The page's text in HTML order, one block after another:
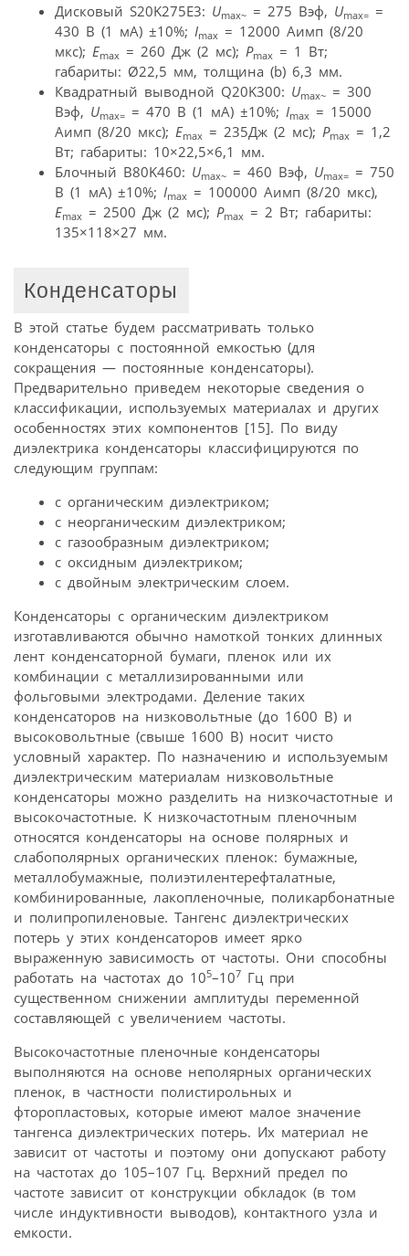
Дисковый S20K275E3: Umax~ = 275 Bэф, Umax= =
430 B (1 мA) ±10%; Imax = 12000 Aимп (8/20
мкс); Еmax = 260 Дж (2 мс); Pmax = 1 Вт;
габариты: Ø22,5 мм, толщина (b) 6,3 мм.
Квадратный выводной Q20K300: Umax~ = 300
Bэф, Umax= = 470 B (1 мA) ±10%; Imax = 15000
Aимп (8/20 мкс); Еmax = 235Дж (2 мс); Pmax = 1,2
Вт; габариты: 10×22,5×6,1 мм.
Блочный B80K460: Umax~ = 460 Bэф, Umax= = 750
B (1 мA) ±10%; Imax = 100000 Aимп (8/20 мкс),
Еmax = 2500 Дж (2 мс); Pmax = 2 Вт; габариты:
135×118×27 мм.
Конденсаторы
В этой статье будем рассматривать только
конденсаторы с постоянной емкостью (для
сокращения — постоянные конденсаторы).
Предварительно приведем некоторые сведения о
классификации, используемых материалах и других
особенностях этих компонентов [15]. По виду
диэлектрика конденсаторы классифицируются по
следующим группам:
с органическим диэлектриком;
с неорганическим диэлектриком;
с газообразным диэлектриком;
с оксидным диэлектриком;
с двойным электрическим слоем.
Конденсаторы с органическим диэлектриком
изготавливаются обычно намоткой тонких длинных
лент конденсаторной бумаги, пленок или их
комбинации с металлизированными или
фольговыми электродами. Деление таких
конденсаторов на низковольтные (до 1600 В) и
высоковольтные (свыше 1600 В) носит чисто
условный характер. По назначению и используемым
диэлектрическим материалам низковольтные
конденсаторы можно разделить на низкочастотные и
высокочастотные. К низкочастотным пленочным
относятся конденсаторы на основе полярных и
слабополярных органических пленок: бумажные,
металлобумажные, полиэтилентерефталатные,
комбинированные, лакопленочные, поликарбонатные
и полипропиленовые. Тангенс диэлектрических
потерь у этих конденсаторов имеет ярко
выраженную зависимость от частоты. Они способны
работать на частотах до 105–107 Гц при
существенном снижении амплитуды переменной
составляющей с увеличением частоты.
Высокочастотные пленочные конденсаторы
выполняются на основе неполярных органических
пленок, в частности полистирольных и
фторопластовых, которые имеют малое значение
тангенса диэлектрических потерь. Их материал не
зависит от частоты и поэтому они допускают работу
на частотах до 105–107 Гц. Верхний предел по
частоте зависит от конструкции обкладок (в том
числе индуктивности выводов), контактного узла и
емкости.